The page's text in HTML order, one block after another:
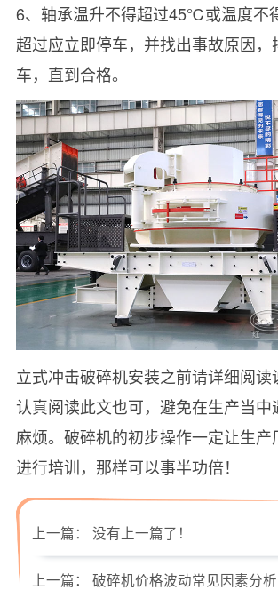
6、轴承温升不得超过45℃或温度
超过应立即停车，并找出事故原因
车，直到合格。
立式冲击破碎机安装之前请详细阅读
认真阅读此文也可，避免在生产当中
麻烦。破碎机的初步操作一定让生产
进行培训，那样可以事半功倍！
上一篇： 没有上一篇了！
上一篇： 破碎机价格波动常见因素分析